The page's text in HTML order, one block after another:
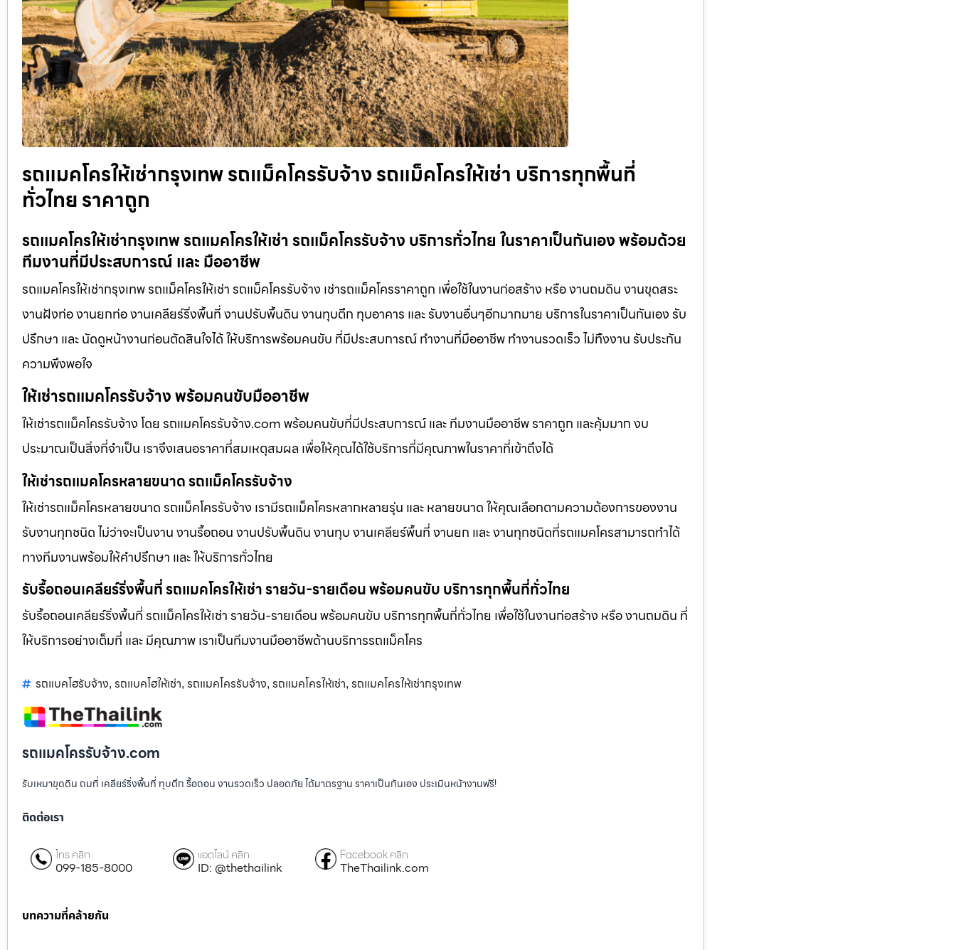
รถแมคโครให้เช่ากรุงเทพ รถแม็คโครรับจ้าง รถแม็คโครให้เช่า บริการทุกพื้นที่
ทั่วไทย ราคาถูก
รถแมคโครให้เช่ากรุงเทพ รถแมคโครให้เช่า รถแม็คโครรับจ้าง บริการทั่วไทย ในราคาเป็นกันเอง พร้อมด้วย
ทีมงานที่มีประสบการณ์ และ มืออาชีพ
รถแมคโครให้เช่ากรุงเทพ รถแม็คโครให้เช่า รถแม็คโครรับจ้าง เช่ารถแม็คโครราคาถูก เพื่อใช้ในงานก่อสร้าง หรือ งานถมดิน งานขุดสระ
งานฝังท่อ งานยกท่อ งานเคลียร์ริ่งพื้นที่ งานปรับพื้นดิน งานทุบตึก ทุบอาคาร และ รับงานอื่นๆอีกมากมาย บริการในราคาเป็นกันเอง รับ
ปรึกษา และ นัดดูหน้างานก่อนตัดสินใจได้ ให้บริการพร้อมคนขับ ที่มีประสบการณ์ ทำงานที่มืออาชีพ ทำงานรวดเร็ว ไม่ทิ้งงาน รับประกัน
ความพึงพอใจ
ให้เช่ารถแมคโครรับจ้าง พร้อมคนขับมืออาชีพ
ให้เช่ารถแม็คโครรับจ้าง โดย รถแมคโครรับจ้าง.com พร้อมคนขับที่มีประสบการณ์ และ ทีมงานมืออาชีพ ราคาถูก และคุ้มมาก งบ
ประมาณเป็นสิ่งที่จำเป็น เราจึงเสนอราคาที่สมเหตุสมผล เพื่อให้คุณได้ใช้บริการที่มีคุณภาพในราคาที่เข้าถึงได้
ให้เช่ารถแมคโครหลายขนาด รถแม็คโครรับจ้าง
ให้เช่ารถแม็คโครหลายขนาด รถแม็คโครรับจ้าง เรามีรถแม็คโครหลากหลายรุ่น และ หลายขนาด ให้คุณเลือกตามความต้องการของงาน
รับงานทุกชนิด ไม่ว่าจะเป็นงาน งานรื้อถอน งานปรับพื้นดิน งานทุบ งานเคลียร์พื้นที่ งานยก และ งานทุกชนิดที่รถแมคโครสามารถทำได้
ทางทีมงานพร้อมให้คำปรึกษา และ ให้บริการทั่วไทย
รับรื้อถอนเคลียร์ริ่งพื้นที่ รถแมคโครให้เช่า รายวัน-รายเดือน พร้อมคนขับ บริการทุกพื้นที่ทั่วไทย
รับรื้อถอนเคลียร์ริ่งพื้นที่ รถแม็คโครให้เช่า รายวัน-รายเดือน พร้อมคนขับ บริการทุกพื้นที่ทั่วไทย เพื่อใช้ในงานก่อสร้าง หรือ งานถมดิน ที่
ให้บริการอย่างเต็มที่ และ มีคุณภาพ เราเป็นทีมงานมืออาชีพด้านบริการรถแม็คโคร
รถแบคโฮรับจ้าง, รถแบคโฮให้เช่า, รถแมคโครรับจ้าง, รถแมคโครให้เช่า, รถแมคโครให้เช่ากรุงเทพ
รถแมคโครรับจ้าง.com
รับเหมาขุดดิน ถมที่ เคลียร์ริ่งพื้นที่ ทุบตึก รื้อถอน งานรวดเร็ว ปลอดภัย ได้มาตรฐาน ราคาเป็นกันเอง ประเมินหน้างานฟรี!
ติดต่อเรา
โทร คลิก
099-185-8000
แอดไลน์ คลิก
ID: @thethailink
Facebook คลิก
TheThailink.com
บทความที่คล้ายกัน